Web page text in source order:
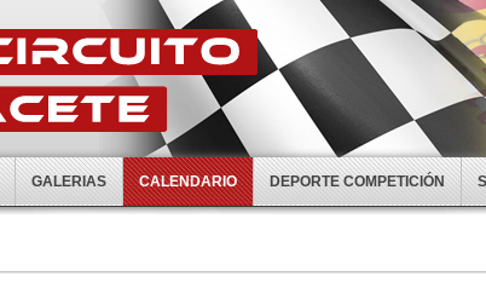
GALERIAS CALENDARIO DEPORTE COMPETICIÓN